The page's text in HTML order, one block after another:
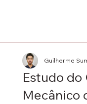
Estudo
Mecânico
Guilherme